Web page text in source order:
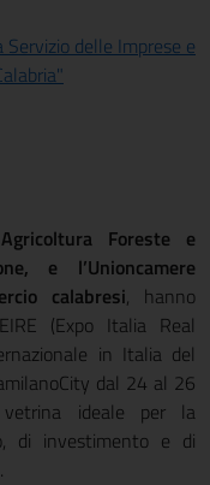
delle Imprese e
Foreste e
e l’Unioncamere
calabresi, hanno
(Expo Italia Real
in Italia del
dal 24 al 26
ideale per la
di investimento e di